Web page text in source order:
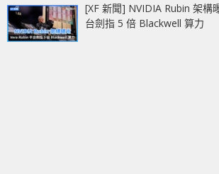
[XF 新聞] NVIDIA Rubin 架
台劍指 5 倍 Blackwell 算力